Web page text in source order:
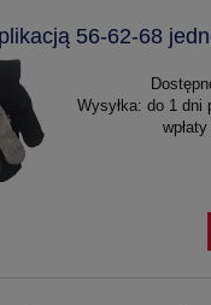
56-62-68
Wysyłka: do 1 dni